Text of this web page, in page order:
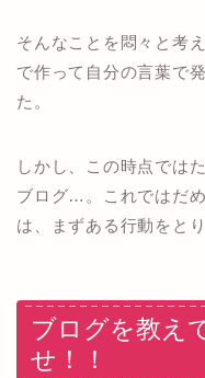
そんなことを悶々と考
で作って自分の言葉で
た。
しかし、この時点では
ブログ…。これではだ
は、まずある行動をと
ブログを教え
せ！！